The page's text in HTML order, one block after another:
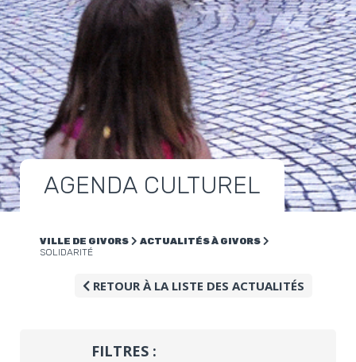
AGENDA CULTUREL
VILLE DE GIVORS
ACTUALITÉS À GIVORS
SOLIDARITÉ
RETOUR À LA LISTE DES ACTUALITÉS
FILTRES :